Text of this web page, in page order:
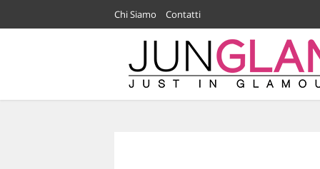
Chi Siamo Contatti